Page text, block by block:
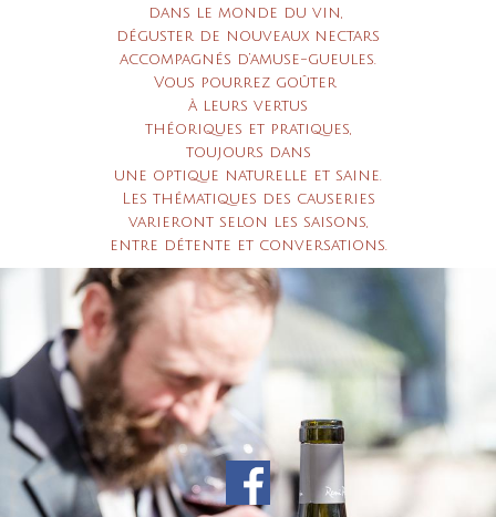
dans le monde du vin,
déguster de nouveaux nectars
accompagnés d’amuse-gueules.
Vous pourrez goûter
à leurs vertus
théoriques et pratiques,
toujours dans
une optique naturelle et saine.
Les thématiques des causeries
varieront selon les saisons,
entre détente et conversations.